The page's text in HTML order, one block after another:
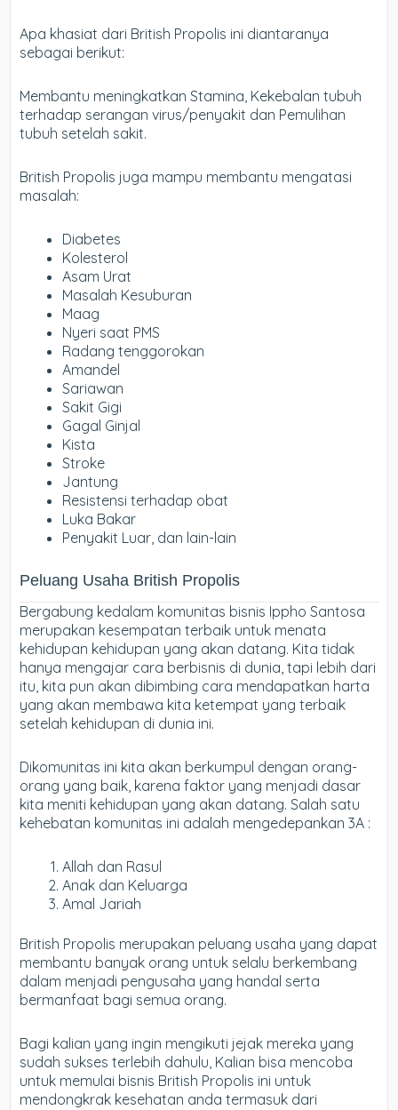
Apa khasiat dari British Propolis ini diantaranya
sebagai berikut:
Membantu meningkatkan Stamina, Kekebalan tubuh
terhadap serangan virus/penyakit dan Pemulihan
tubuh setelah sakit.
British Propolis juga mampu membantu mengatasi
masalah:
Diabetes
Kolesterol
Asam Urat
Masalah Kesuburan
Maag
Nyeri saat PMS
Radang tenggorokan
Amandel
Sariawan
Sakit Gigi
Gagal Ginjal
Kista
Stroke
Jantung
Resistensi terhadap obat
Luka Bakar
Penyakit Luar, dan lain-lain
Peluang Usaha British Propolis
Bergabung kedalam komunitas bisnis Ippho Santosa
merupakan kesempatan terbaik untuk menata
kehidupan kehidupan yang akan datang. Kita tidak
hanya mengajar cara berbisnis di dunia, tapi lebih dari
itu, kita pun akan dibimbing cara mendapatkan harta
yang akan membawa kita ketempat yang terbaik
setelah kehidupan di dunia ini.
Dikomunitas ini kita akan berkumpul dengan orang-
orang yang baik, karena faktor yang menjadi dasar
kita meniti kehidupan yang akan datang. Salah satu
kehebatan komunitas ini adalah mengedepankan 3A :
Allah dan Rasul
Anak dan Keluarga
Amal Jariah
British Propolis merupakan peluang usaha yang dapat
membantu banyak orang untuk selalu berkembang
dalam menjadi pengusaha yang handal serta
bermanfaat bagi semua orang.
Bagi kalian yang ingin mengikuti jejak mereka yang
sudah sukses terlebih dahulu, Kalian bisa mencoba
untuk memulai bisnis British Propolis ini untuk
mendongkrak kesehatan anda termasuk dari